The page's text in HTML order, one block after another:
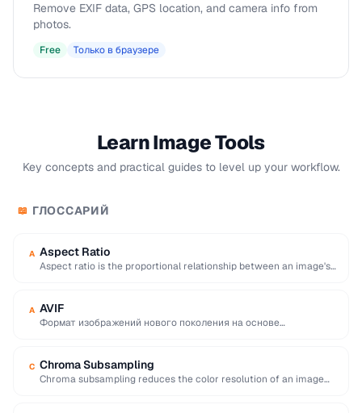
Remove EXIF data, GPS location, and camera info from
photos.
Free Только в браузере
Learn Image Tools
Key concepts and practical guides to level up your workflow.
📖 ГЛОССАРИЙ
A Aspect Ratio
Aspect ratio is the proportional relationship between an image's
A AVIF
Формат изображений нового поколения на основе
C Chroma Subsampling
Chroma subsampling reduces the color resolution of an image